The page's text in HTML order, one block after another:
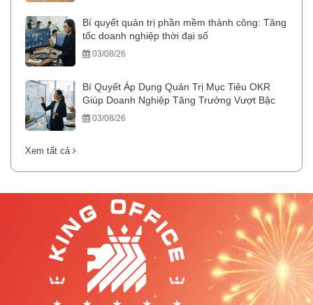
Bí quyết quản trị phần mềm thành công: Tăng
tốc doanh nghiệp thời đại số
03/08/26
Bí Quyết Áp Dụng Quản Trị Mục Tiêu OKR
Giúp Doanh Nghiệp Tăng Trưởng Vượt Bậc
03/08/26
Xem tất cả
.
.